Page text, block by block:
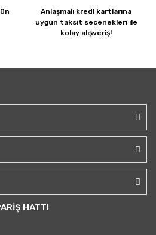
Anlaşmalı kredi kartlarına
uygun taksit seçenekleri ile
kolay alışveriş!
HATTI